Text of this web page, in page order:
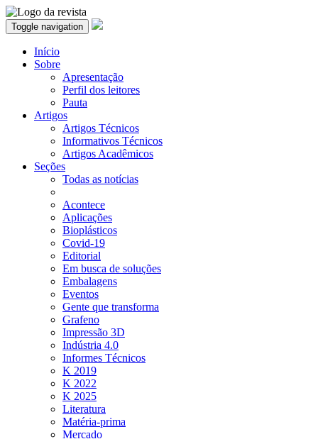
Toggle navigation
Início
Sobre
Apresentação
Perfil dos leitores
Pauta
Artigos
Artigos Técnicos
Informativos Técnicos
Artigos Acadêmicos
Seções
Todas as notícias
Acontece
Aplicações
Bioplásticos
Covid-19
Editorial
Em busca de soluções
Embalagens
Eventos
Gente que transforma
Grafeno
Impressão 3D
Indústria 4.0
Informes Técnicos
K 2019
K 2022
K 2025
Literatura
Matéria-prima
Mercado